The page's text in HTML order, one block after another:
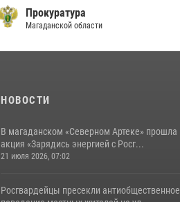
Прокуратура
Магаданской области
НОВОСТИ
В магаданском «Северном Артеке» прошла
акция «Зарядись энергией с Росг...
21 июля 2026, 07:02
Росгвардейцы пресекли антиобщественное